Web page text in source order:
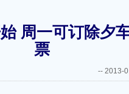
周一可订除夕
票
-- 2013-